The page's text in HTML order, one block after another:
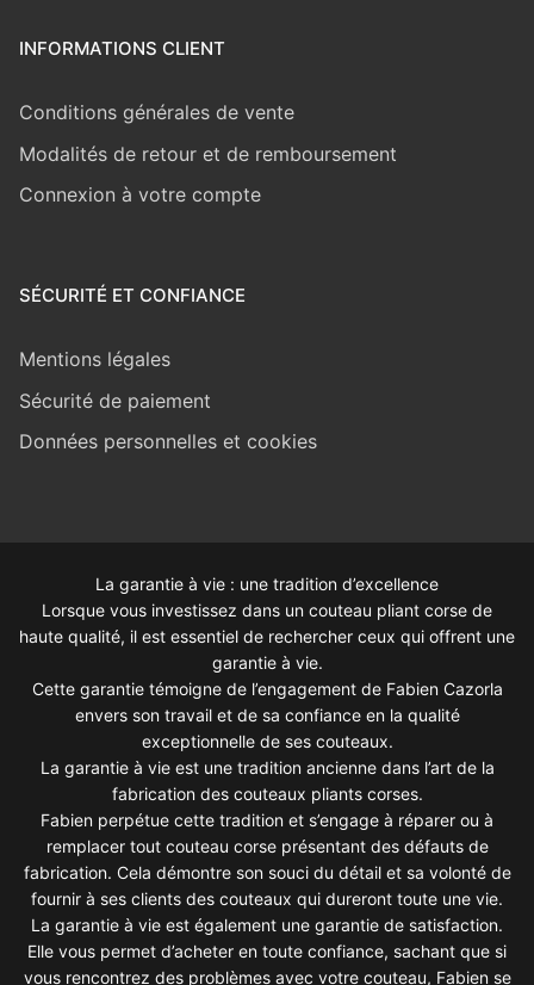
INFORMATIONS CLIENT
Conditions générales de vente
Modalités de retour et de remboursement
Connexion à votre compte
SÉCURITÉ ET CONFIANCE
Mentions légales
Sécurité de paiement
Données personnelles et cookies
La garantie à vie : une tradition d’excellence
Lorsque vous investissez dans un couteau pliant corse de
haute qualité, il est essentiel de rechercher ceux qui offrent une
garantie à vie.
Cette garantie témoigne de l’engagement de Fabien Cazorla
envers son travail et de sa confiance en la qualité
exceptionnelle de ses couteaux.
La garantie à vie est une tradition ancienne dans l’art de la
fabrication des couteaux pliants corses.
Fabien perpétue cette tradition et s’engage à réparer ou à
remplacer tout couteau corse présentant des défauts de
fabrication. Cela démontre son souci du détail et sa volonté de
fournir à ses clients des couteaux qui dureront toute une vie.
La garantie à vie est également une garantie de satisfaction.
Elle vous permet d’acheter en toute confiance, sachant que si
vous rencontrez des problèmes avec votre couteau, Fabien se